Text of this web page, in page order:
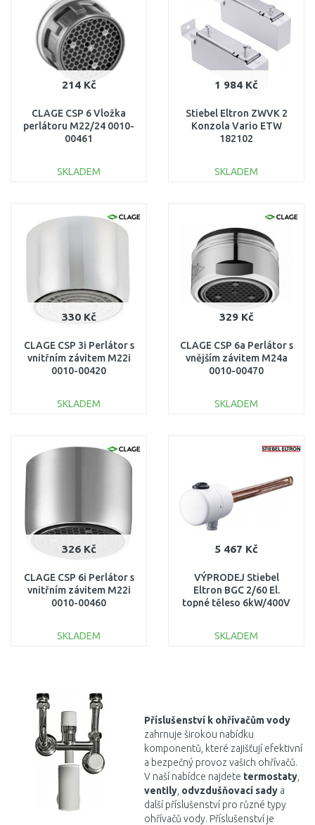
214 Kč
CLAGE CSP 6 Vložka
perlátoru M22/24 0010-
00461
SKLADEM
1 984 Kč
Stiebel Eltron ZWVK 2
Konzola Vario ETW
182102
SKLADEM
Porovnat
330 Kč
CLAGE CSP 3i Perlátor s
vnitřním závitem M22i
0010-00420
SKLADEM
329 Kč
CLAGE CSP 6a Perlátor s
vnějším závitem M24a
0010-00470
SKLADEM
326 Kč
CLAGE CSP 6i Perlátor s
vnitřním závitem M22i
0010-00460
SKLADEM
Porovnat
5 467 Kč
VÝPRODEJ Stiebel
Eltron BGC 2/60 El.
topné těleso 6kW/400V
SKLADEM
Příslušenství k ohřívačům vody
zahrnuje širokou nabídku
komponentů, které zajišťují efektivní
a bezpečný provoz vašich ohřívačů.
V naší nabídce najdete termostaty
ventily odvzdušňovací sady a
další příslušenství pro různé typy
ohřívačů vody. Příslušenství je